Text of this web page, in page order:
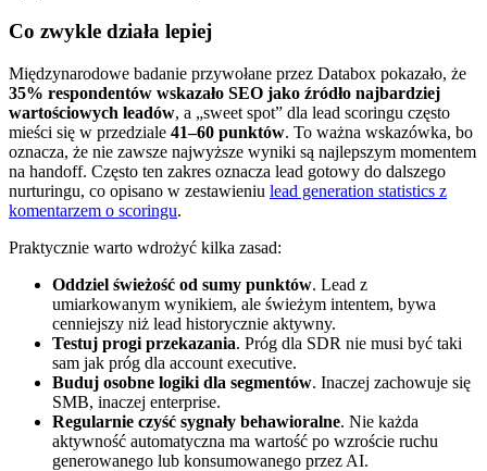
Co zwykle działa lepiej
Międzynarodowe badanie przywołane przez Databox pokazało, że
35% respondentów wskazało SEO jako źródło najbardziej
wartościowych leadów, a „sweet spot” dla lead scoringu często
mieści się w przedziale 41–60 punktów. To ważna wskazówka, bo
oznacza, że nie zawsze najwyższe wyniki są najlepszym momentem
na handoff. Często ten zakres oznacza lead gotowy do dalszego
nurturingu, co opisano w zestawieniu lead generation statistics z
komentarzem o scoringu.
Praktycznie warto wdrożyć kilka zasad:
Oddziel świeżość od sumy punktów. Lead z
umiarkowanym wynikiem, ale świeżym intentem, bywa
cenniejszy niż lead historycznie aktywny.
Testuj progi przekazania. Próg dla SDR nie musi być taki
sam jak próg dla account executive.
Buduj osobne logiki dla segmentów. Inaczej zachowuje się
SMB, inaczej enterprise.
Regularnie czyść sygnały behawioralne. Nie każda
aktywność automatyczna ma wartość po wzroście ruchu
generowanego lub konsumowanego przez AI.